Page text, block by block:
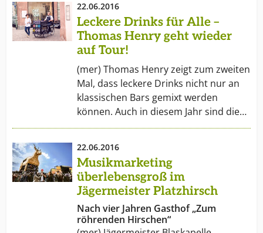
22.06.2016
Leckere Drinks für Alle –
Thomas Henry geht wieder
auf Tour!
(mer) Thomas Henry zeigt zum zweiten
Mal, dass leckere Drinks nicht nur an
klassischen Bars gemixt werden
können. Auch in diesem Jahr sind die…
22.06.2016
Musikmarketing
überlebensgroß im
Jägermeister Platzhirsch
Nach vier Jahren Gasthof „Zum
röhrenden Hirschen“